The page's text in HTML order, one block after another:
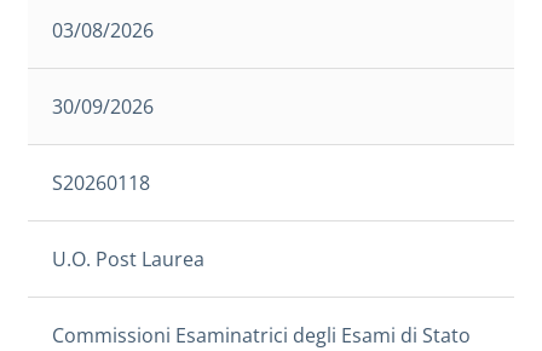
03/08/2026
30/09/2026
S20260118
U.O. Post Laurea
Commissioni Esaminatrici degli Esami di Stato